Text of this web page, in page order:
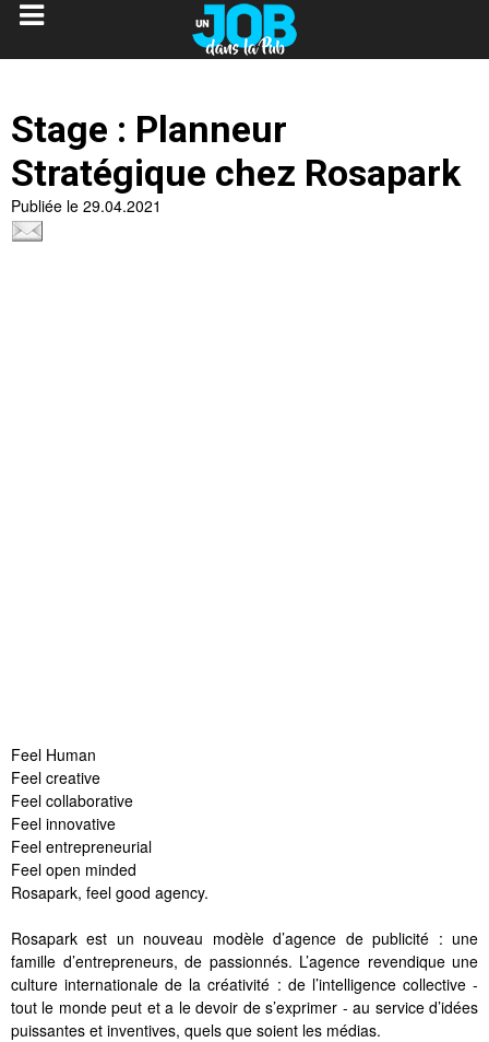
Stage : Planneur
Stratégique chez Rosapark
Publiée le 29.04.2021
Feel Human
Feel creative
Feel collaborative
Feel innovative
Feel entrepreneurial
Feel open minded
Rosapark, feel good agency.
Rosapark est un nouveau modèle d’agence de publicité : une
famille d’entrepreneurs, de passionnés. L’agence revendique une
culture internationale de la créativité : de l’intelligence collective -
tout le monde peut et a le devoir de s’exprimer - au service d’idées
puissantes et inventives, quels que soient les médias.